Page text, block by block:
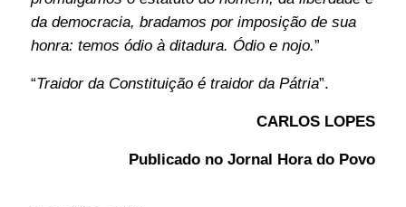
da democracia, bradamos por imposição de sua
honra: temos ódio à ditadura. Ódio e nojo.”
“Traidor da Constituição é traidor da Pátria”.
CARLOS LOPES
Publicado noJornal Hora do Povo